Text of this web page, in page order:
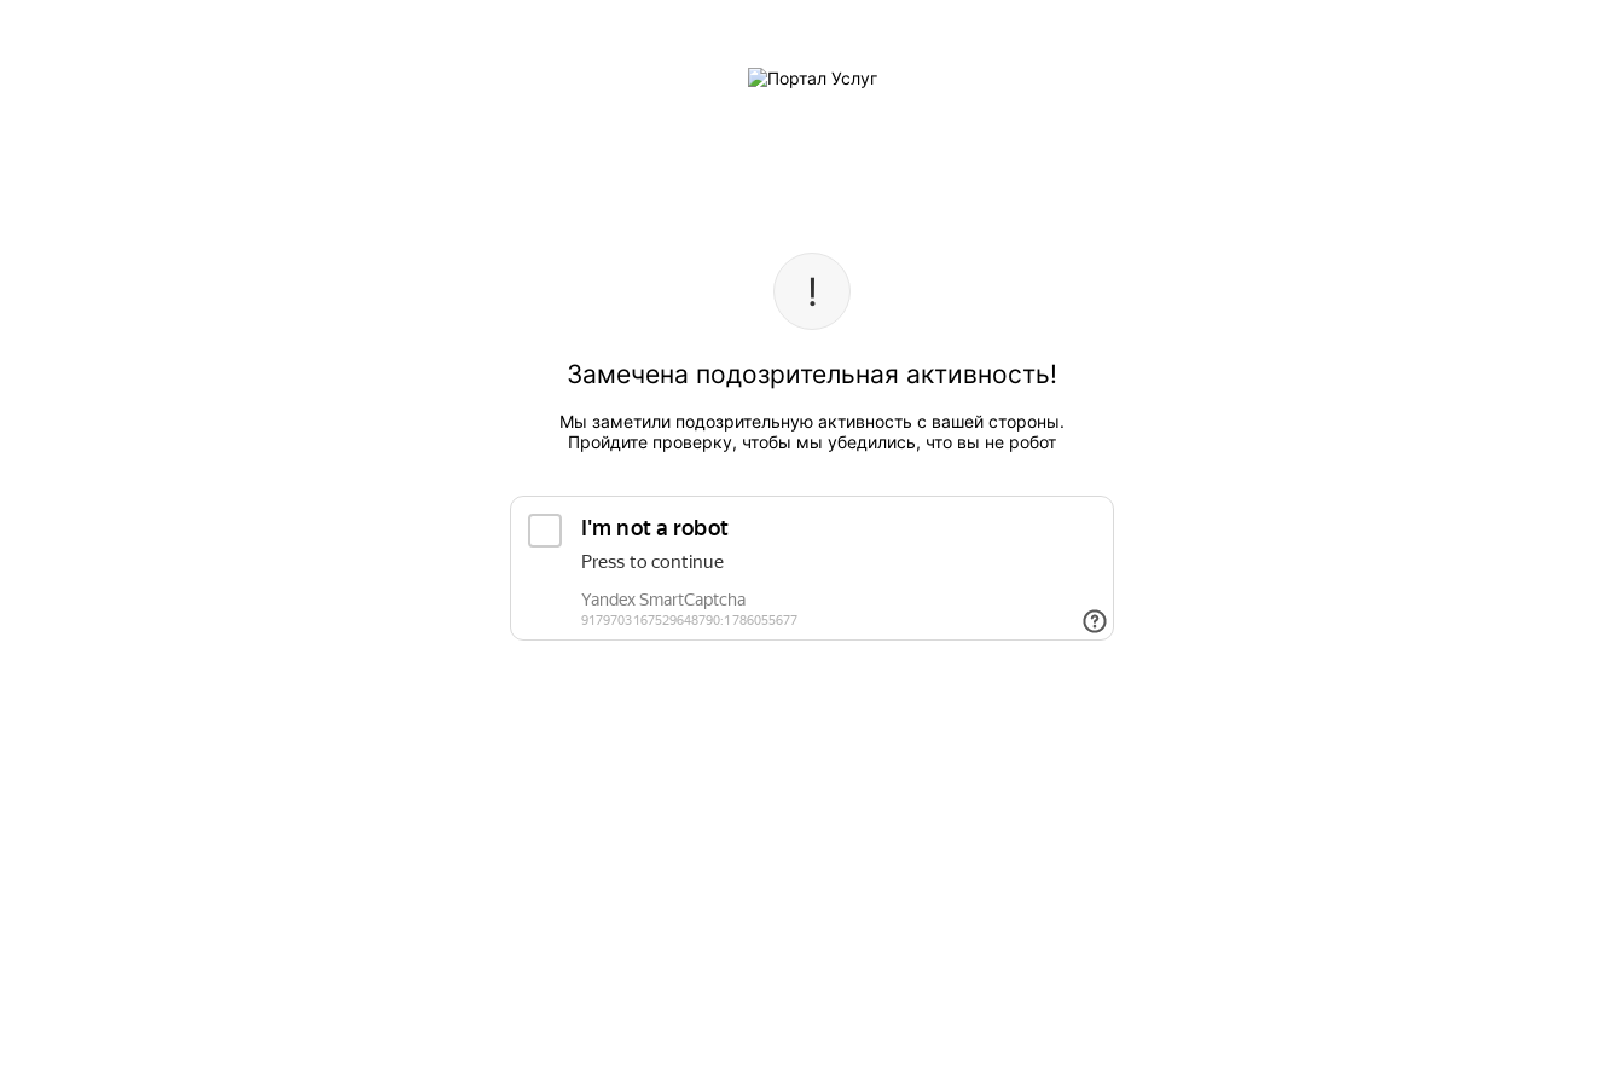
Замечена подозрительная активность!
Мы заметили подозрительную активность с вашей стороны.
Пройдите проверку, чтобы мы убедились, что вы не робот